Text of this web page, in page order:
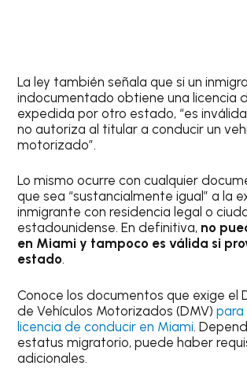
La ley también señala que si un
indocumentado obtiene una licencia
expedida por otro estado, “es
no autoriza al titular a conducir un
motorizado”.
Lo mismo ocurre con cualquier
que sea “sustancialmente igual” a la
inmigrante con residencia legal o
estadounidense. En definitiva, no
en Miami y tampoco es válida si
estado.
Conoce los documentos que exige el
de Vehículos Motorizados (DMV)para
licencia de conducir en Miami.
estatus migratorio, puede haber
adicionales.